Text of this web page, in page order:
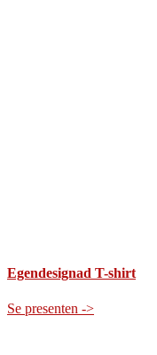
Egendesignad T-shirt
Se presenten ->